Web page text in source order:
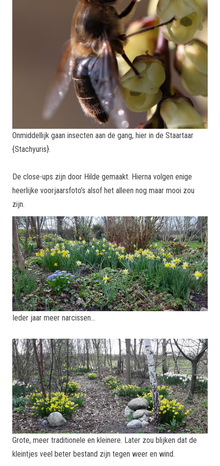
Onmiddellijk gaan insecten aan de gang, hier in de Staartaar
{Stachyuris}.
De close-ups zijn door Hilde gemaakt. Hierna volgen enige
heerlijke voorjaarsfoto’s alsof het alleen nog maar mooi zou
zijn.
Ieder jaar meer narcissen…
Grote, meer traditionele en kleinere. Later zou blijken dat de
kleintjes veel beter bestand zijn tegen weer en wind.